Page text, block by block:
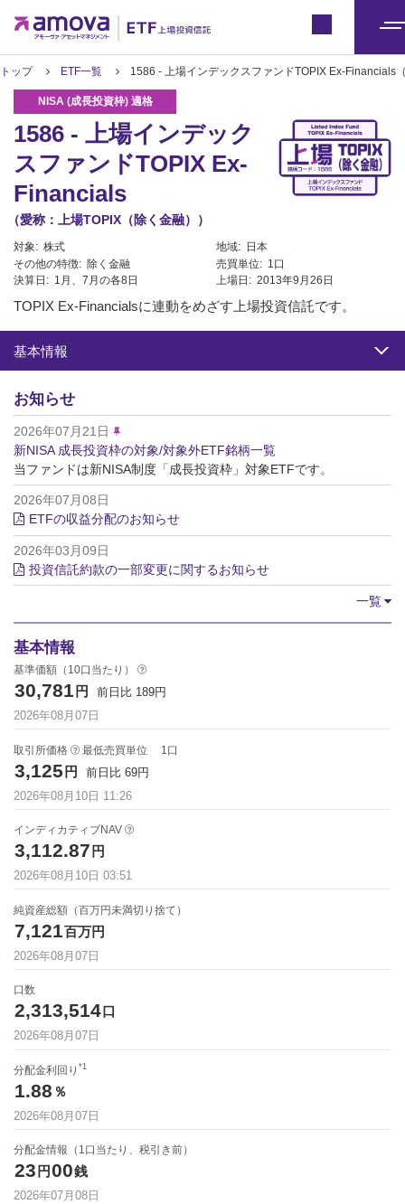
ETFトップ
ニ
トップ ETF一覧 1586 - 上場インデックスファンドTOPIX Ex-Financials
1586 - 上場インデック
スファンドTOPIX Ex-
Financials
（愛称：上場TOPIX（除く金融））
対象: 株式 地域: 日本
その他の特徴: 除く金融 売買単位: 1口
決算日: 1月、7月の各8日 上場日: 2013年9月26日
TOPIX Ex-Financialsに連動をめざす上場投資信託です。
基本情報
お知らせ
2026年07月21日
新NISA 成長投資枠の対象/対象外ETF銘柄一覧
当ファンドは新NISA制度「成長投資枠」対象ETFです。
2026年07月08日
ETFの収益分配のお知らせ
2026年03月09日
投資信託約款の一部変更に関するお知らせ
一覧
基本情報
基準価額（10口当たり）
30,781 円 前日比 189円
2026年08月07日
取引所価格 最低売買単位 1 口
3,125 円 前日比 69円
2026年08月10日 11:26
インディカティブNAV
3,112.87 円
2026年08月10日 03:51
純資産総額（百万円未満切り捨て）
7,121百万円
2026年08月07日
口数
2,313,514口
2026年08月07日
分配金利回り *1
1.88 ％
2026年08月07日
分配金情報（1口当たり、税引き前）
23 円00銭
2026年07月08日